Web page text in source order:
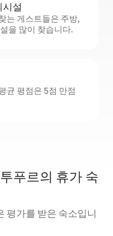
시설
는 게스트들은 주방,
을 많이 찾습니다.
균 평점은 5점 만점
푸르의 휴가 숙
평가를 받은 숙소입니